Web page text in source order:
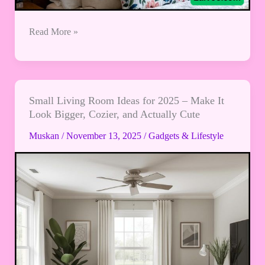
Read More »
Small Living Room Ideas for 2025 – Make It
Look Bigger, Cozier, and Actually Cute
Muskan /November 13, 2025 /Gadgets & Lifestyle
Small
Living
for
2025
–
Make
Look
Bigger,
Cozier,